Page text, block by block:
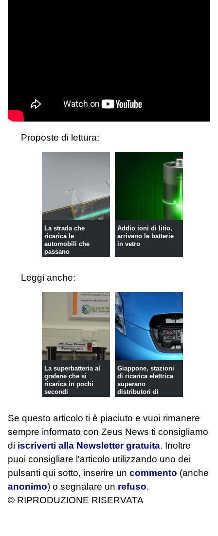
Proposte di lettura:
La strada che
ricarica le
automobili che
passano
Addio ioni di litio,
arrivano le batterie
in vetro
Leggi anche:
La superbatteria al
grafene che si
ricarica in pochi
secondi
Giappone, stazioni
di ricarica elettrica
superano
distributori di
Se questo articolo ti è piaciuto e vuoi rimanere
sempre informato con Zeus News ti consigliamo
di iscriverti alla Newsletter gratuita. Inoltre
puoi consigliare l'articolo utilizzando uno dei
pulsanti qui sotto, inserire un commento (anche
anonimo) o segnalare un refuso.
© RIPRODUZIONE RISERVATA